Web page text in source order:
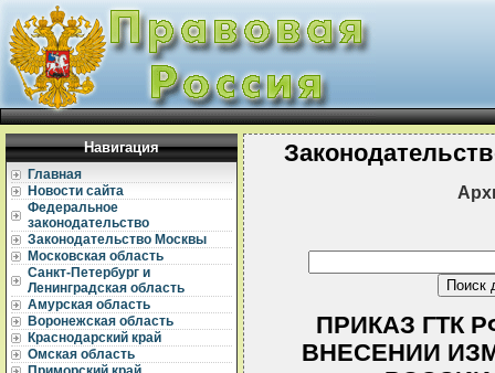
Навигация
Главная
Новости сайта
Федеральное
законодательство
Законодательство Москвы
Московская область
Санкт-Петербург и
Ленинградская область
Амурская область
Воронежская область
Краснодарский край
Омская область
ПРИКАЗ ГТК
ВНЕСЕНИИ